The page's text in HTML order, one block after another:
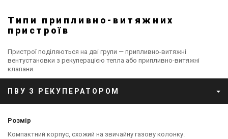
Типи припливно-витяжних
пристроїв
Пристрої поділяються на дві групи — припливно-витяжні
вентустановки з рекуперацією тепла або припливно-витяжні
клапани.
ПВУ З РЕКУПЕРАТОРОМ
Розмір
Компактний корпус, схожий на звичайну газову колонку.